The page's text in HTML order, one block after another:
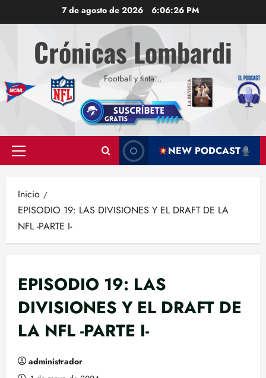
al
contenido
7 de agosto de 2026 6:06:27 PM
Crónicas Lombardi
Football y tinta…
Menú
NEW PODCAST
Inicio
EPISODIO 19: LAS DIVISIONES Y EL DRAFT DE LA
NFL -PARTE I-
EPISODIO 19: LAS
DIVISIONES Y EL DRAFT DE
LA NFL -PARTE I-
administrador